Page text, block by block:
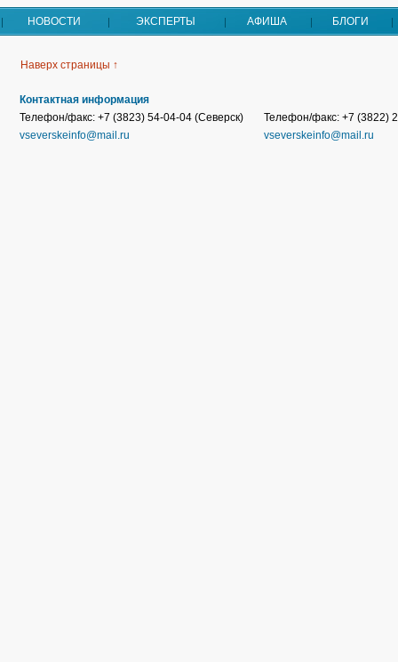
НОВОСТИ ЭКСПЕРТЫ АФИША БЛОГИ
Наверх страницы ↑
Контактная информация
Телефон/факс: +7 (3823) 54-04-04 (Северск)
vseverskeinfo@mail.ru
Телефон/факс: +7 (3822)
vseverskeinfo@mail.ru